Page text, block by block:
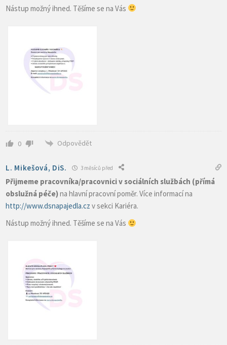
Nástup možný ihned. Těšíme se na Vás
0 Odpovědět
L. Mikešová, DiS. 3 měsíců před
Přijmeme pracovníka/pracovnici v sociálních službách (přímá
obslužná péče)na hlavní pracovní poměr. Více informací na
http://www.dsnapajedla.cz v sekci Kariéra.
Nástup možný ihned. Těšíme se na Vás